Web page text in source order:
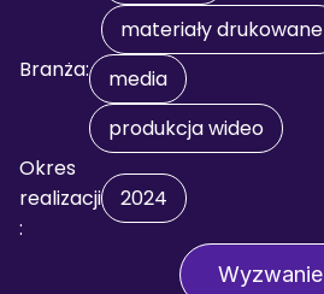
materiały drukowane
Branża:
media
produkcja wideo
Okres
realizacji
:
2024
Wyzwanie